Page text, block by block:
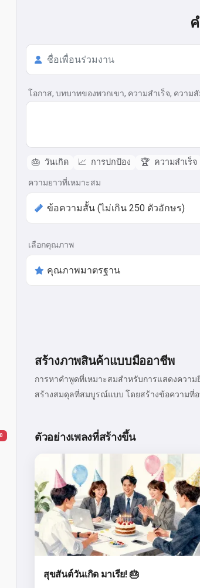
โอกาส, บทบาทของพวกเขา, ความสำเร็จ, ควา
🎂 วันเกิด 📈 การปกป้อง 🏆 ความสำเร็จ
ความยาวที่เหมาะสม
เลือกคุณภาพ
สร้างภาพสินค้าแบบมืออาชีพ
การหาคำพูดที่เหมาะสมสำหรับการแสดงความ
สร้างสมดุลที่สมบูรณ์แบบ โดยสร้างข้อความที่
ตัวอย่างเพลงที่สร้างขึ้น
สุขสันต์วันเกิด มาเรีย! 🎂